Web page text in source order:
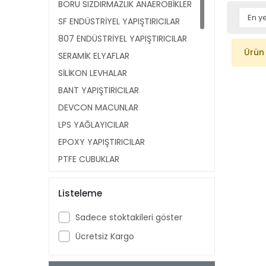
BORU SIZDIRMAZLIK ANAEROBİKLER
SF ENDÜSTRİYEL YAPIŞTIRICILAR
807 ENDÜSTRİYEL YAPIŞTIRICILAR
SERAMİK ELYAFLAR
SİLİKON LEVHALAR
BANT YAPIŞTIRICILAR
DEVCON MACUNLAR
LPS YAĞLAYICILAR
EPOXY YAPIŞTIRICILAR
PTFE ÇUBUKLAR
SAF LASTİK LEVHALAR
PVC KAPILIK LEVHALAR
PTFE CANTALON ŞERİTLER
MUM SİLİKONLAR
PS ANAEROBİKLER
Listeleme
Sadece stoktakileri göster
Ücretsiz Kargo